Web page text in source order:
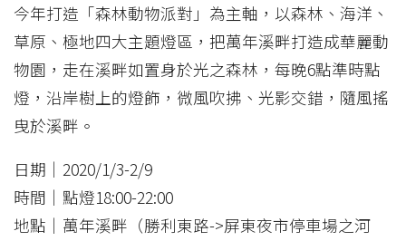
今年打造「森林動物派對」為主軸，以森林、海洋、
草原、極地四大主題燈區，把萬年溪畔打造成華麗動
物園，走在溪畔如置身於光之森林，每晚6點準時點
燈，沿岸樹上的燈飾，微風吹拂、光影交錯，隨風搖
曳於溪畔。
日期｜2020/1/3-2/9
時間｜點燈18:00-22:00
地點｜萬年溪畔（勝利東路->屏東夜市停車場之河